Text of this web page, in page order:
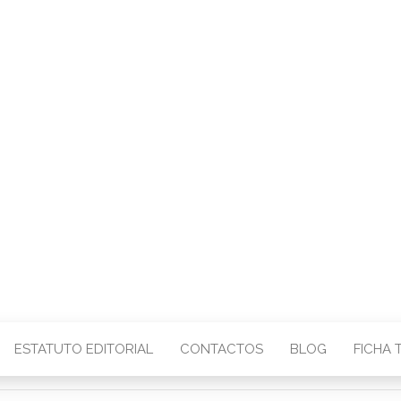
ESTATUTO EDITORIAL CONTACTOS BLOG FICHA